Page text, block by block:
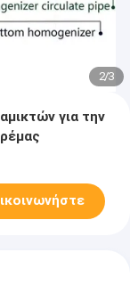
2/3
για την